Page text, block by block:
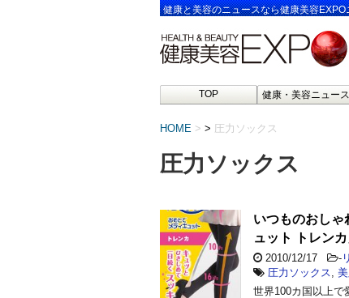
健康と美容のニュースなら健康美容EXPO
TOP 健康・美容ニュース
HOME > 圧力ソックス
圧力ソックス
いつものおしゃ
ュット トレン
2010/12/17 -
圧力ソックス
世界100カ国以上で